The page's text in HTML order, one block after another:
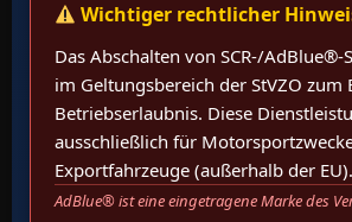
Wichtiger rechtlicher
Das Abschalten von SCR-/
im Geltungsbereich der StVZO zum
Betriebserlaubnis. Diese
ausschließlich für
Exportfahrzeuge (außerhalb der EU).
AdBlue® ist eine eingetragene Marke des